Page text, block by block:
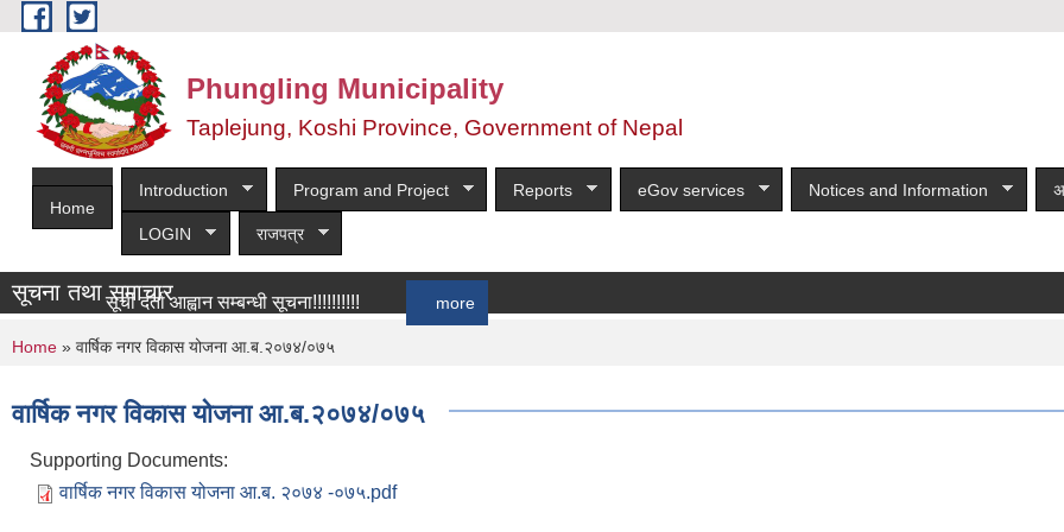
Skip to main content
Phungling Municipality
Taplejung, Koshi Province, Government of Nepal
Home
Introduction Program and Project Reports eGov services Notices and Information
LOGIN राजपत्र
सूचना तथा समाचार
सूची दर्ता आह्वान सम्बन्धी सूचना!!!!!!!!!!
You are here
Home » वार्षिक नगर विकास योजना आ.ब.२०७४/०७५
वार्षिक नगर विकास योजना आ.ब.२०७४/०७५
Supporting Documents:
वार्षिक नगर विकास योजना आ.ब. २०७४ -०७५.pdf